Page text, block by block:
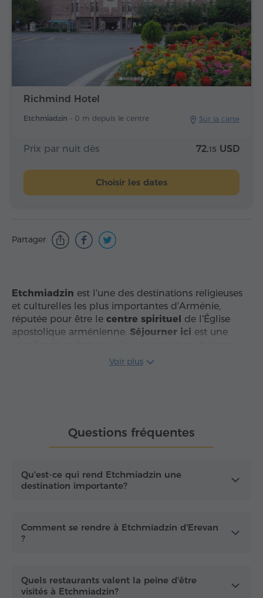
Richmind Hotel
Etchmiadzin - 0 m depuis le centre Sur la carte
Prix par nuit dès 72.15 USD
Choisir les dates
Partager
Etchmiadzin est l'une des destinations religieuses
et culturelles les plus importantes d'Arménie,
réputée pour être le centre spirituel
de l'Église
apostolique arménienne. Séjourner ici est une
explorer le patrimoine classé par l'UNESCO,
C'est une destination particulièrement adaptée aux
visiteurs intéressés par lepèlerinage,l'histoire
capitale. Avec des hébergements confortables et
un accès pratique à la capitale ainsi qu'à l'aéroport,
Voir plus
Questions fréquentes
Qu'est-ce qui rend Etchmiadzin une
destination importante?
Comment se rendre à Etchmiadzin d'Erevan
?
Quels restaurants valent la peine d'être
visités à Etchmiadzin?